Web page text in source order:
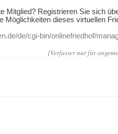
Mitglied? Registrieren Sie sich
Möglichkeiten dieses virtuellen
de/cgi-bin/onlinefriedhof/
[Verfasser nur für